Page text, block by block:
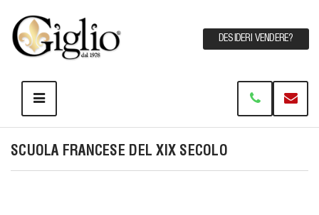
DESIDERI VENDERE?
SCUOLA FRANCESE DEL XIX SECOLO